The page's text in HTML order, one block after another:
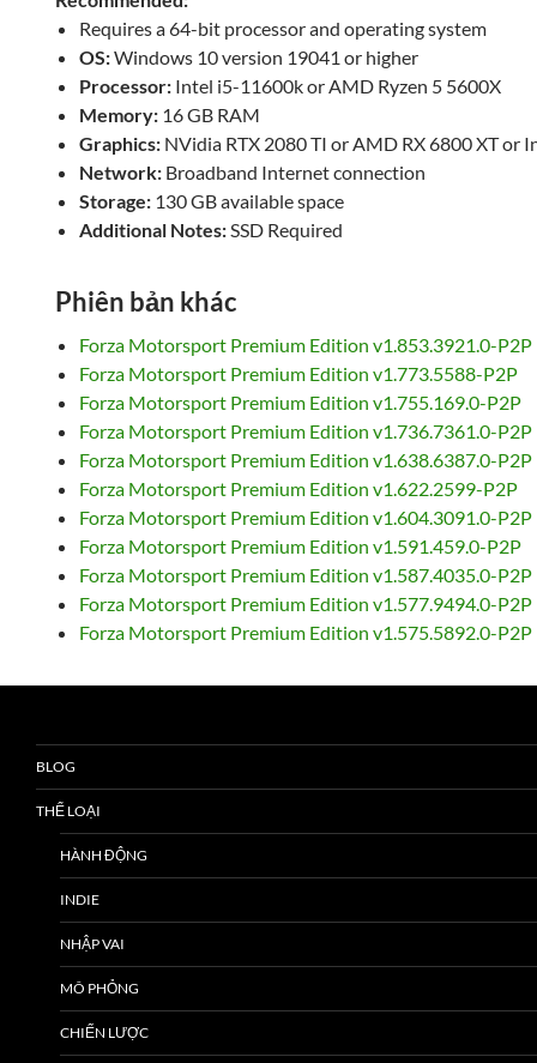
Requires a 64-bit processor and operating system
OS:Windows 10 version 19041 or higher
Processor: Intel i5-11600k or AMD Ryzen 5 5600X
Memory: 16 GB RAM
Graphics: NVidia RTX 2080 TI or AMD RX 6800 XT or
Network: Broadband Internet connection
Storage: 130 GB available space
Additional Notes: SSD Required
Phiên bản khác
Forza Motorsport Premium Edition v1.853.3921.0-P2P
Forza Motorsport Premium Edition v1.773.5588-P2P
Forza Motorsport Premium Edition v1.755.169.0-P2P
Forza Motorsport Premium Edition v1.736.7361.0-P2P
Forza Motorsport Premium Edition v1.638.6387.0-P2P
Forza Motorsport Premium Edition v1.622.2599-P2P
Forza Motorsport Premium Edition v1.604.3091.0-P2P
Forza Motorsport Premium Edition v1.591.459.0-P2P
Forza Motorsport Premium Edition v1.587.4035.0-P2P
Forza Motorsport Premium Edition v1.577.9494.0-P2P
Forza Motorsport Premium Edition v1.575.5892.0-P2P
BLOG
THỂ LOẠI
HÀNH ĐỘNG
INDIE
NHẬP VAI
MÔ PHỎNG
CHIẾN LƯỢC